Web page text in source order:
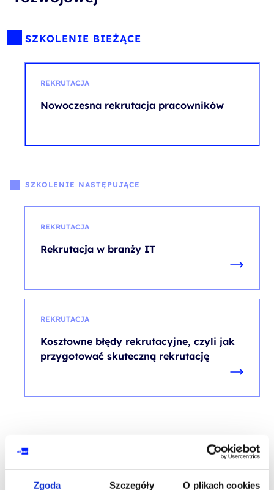
Zgoda Szczegóły O plikach cookies
SZKOLENIE BIEŻĄCE
REKRUTACJA
Nowoczesna rekrutacja pracowników
SZKOLENIE NASTĘPUJĄCE
REKRUTACJA
Rekrutacja w branży IT
REKRUTACJA
Kosztowne błędy rekrutacyjne, czyli jak
przygotować skuteczną rekrutację